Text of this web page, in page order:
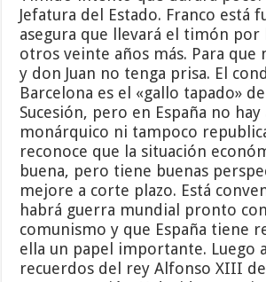
Jefatura del Estado. Franco está
asegura que llevará el timón por
otros veinte años más. Para que
y don Juan no tenga prisa. El
Barcelona es el «gallo tapado»
Sucesión, pero en España no
monárquico ni tampoco
reconoce que la situación
buena, pero tiene buenas
mejore a corte plazo. Está
habrá guerra mundial pronto
comunismo y que España tiene
ella un papel importante. Luego
recuerdos del rey Alfonso XIII